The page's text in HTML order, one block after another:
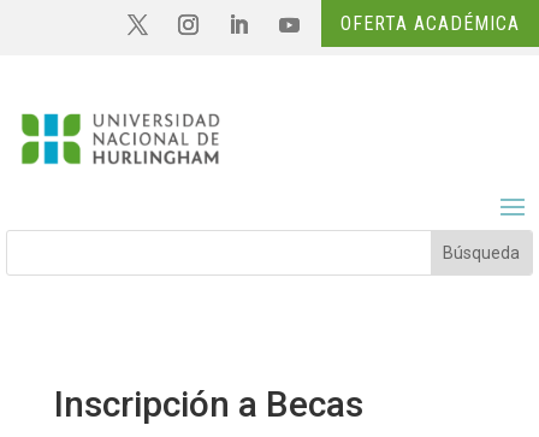
OFERTA ACADÉMICA
Inscripción a Becas